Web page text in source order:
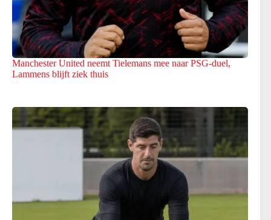
Manchester United neemt Tielemans mee naar PSG-duel,
Lammens blijft ziek thuis